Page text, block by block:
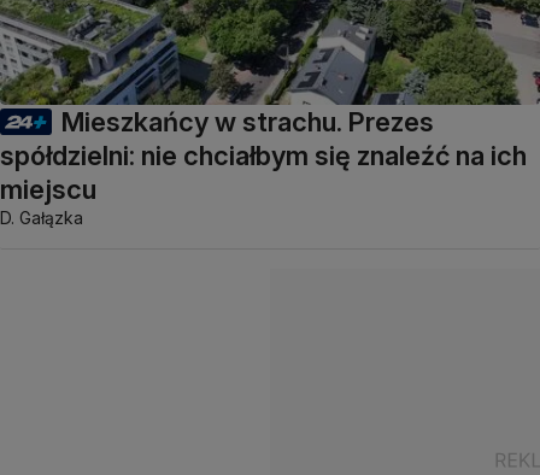
Mieszkańcy w strachu. Prezes
spółdzielni: nie chciałbym się znaleźć na ich
miejscu
D. Gałązka